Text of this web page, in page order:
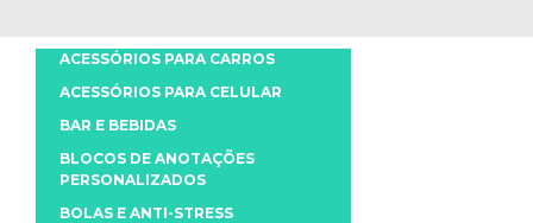
ACESSÓRIOS PARA CARROS
ACESSÓRIOS PARA CELULAR
BAR E BEBIDAS
BLOCOS DE ANOTAÇÕES
PERSONALIZADOS
BOLAS E ANTI-STRESS